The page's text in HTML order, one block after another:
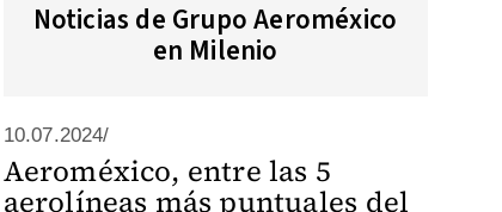
Noticias de Grupo Aeroméxico
en Milenio
10.07.2024/
Aeroméxico, entre las 5
aerolíneas más puntuales del